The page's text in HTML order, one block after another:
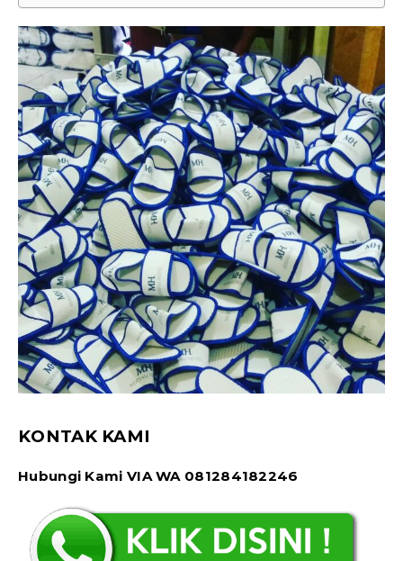
KONTAK KAMI
Hubungi Kami VIA WA 081284182246